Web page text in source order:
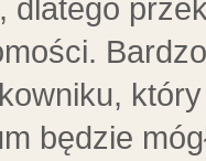
dlatego
będzie